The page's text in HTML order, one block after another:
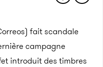
fait scandale
campagne
introduit des timbres